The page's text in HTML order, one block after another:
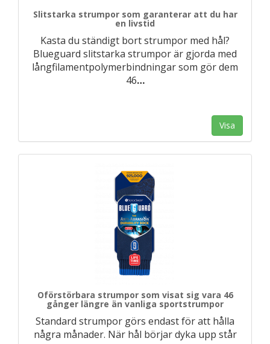
Slitstarka strumpor som garanterar att du har
en livstid
Kasta du ständigt bort strumpor med hål?
Blueguard slitstarka strumpor är gjorda med
långfilamentpolymerbindningar som gör dem
46…
Visa
Oförstörbara strumpor som visat sig vara 46
gånger längre än vanliga sportstrumpor
Standard strumpor görs endast för att hålla
några månader. När hål börjar dyka upp står